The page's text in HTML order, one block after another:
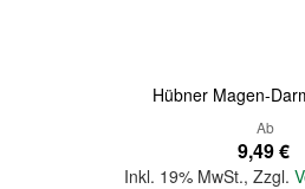
Hübner Magen-
Ab
9,49 €
Inkl. 19% MwSt., Zzgl.